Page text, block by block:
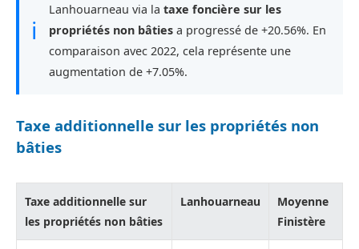
ℹ
Lanhouarneau via la taxe foncière sur les
propriétés non bâties a progressé de +20.56%. En
comparaison avec 2022, cela représente une
augmentation de +7.05%.
Taxe additionnelle sur les propriétés non
bâties
Taxe additionnelle sur
les propriétés non bâties
Lanhouarneau
Moyenne
Finistère